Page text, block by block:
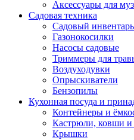
Аксессуары для
Садовая техника
Садовый инвентарь
Газонокосилки
Насосы садовые
Триммеры для
Воздуходувки
Опрыскиватели
Бензопилы
Кухонная посуда и
Контейнеры и
Кастрюли, ковши и
Крышки